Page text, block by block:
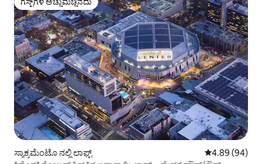
ಗೆಸ್ಟ್‌ಗಳ ಅಚ್ಚುಮೆಚ್ಚಿನದು
ಸ್ಯಾಕ್ರಮೆಂಟೊ ನಲ್ಲಿ ಲಾಫ್ಟ್ 5 ರಲ್ಲಿ 4.89
4.89 (94)